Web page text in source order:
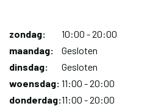
Dag
Time
slot
Reactie
zondag:
10:00 - 20:00
maandag:
Gesloten
dinsdag:
Gesloten
woensdag: 11:00 - 20:00
donderdag:11:00 - 20:00